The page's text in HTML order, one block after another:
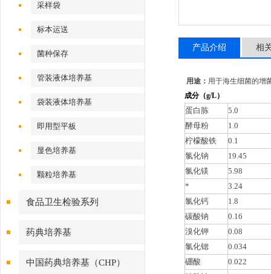
采样袋
标本运送
菌种保存
管装液体培养基
袋装液体培养基
即用型平板
显色培养基
颗粒培养基
食品卫生检验系列
药典培养基
中国药典培养基（CHP）
产品介绍 相
用途： 用于海生细菌的增
成分（g/L）
蛋白胨
5.0
酵母粉
1.0
柠檬酸铁
0.1
氯化钠
19.45
氯化镁
5.98
*
3.24
氯化钙
1.8
碳酸钠
0.16
溴化钾
0.08
氯化锶
0.034
硼酸
0.022